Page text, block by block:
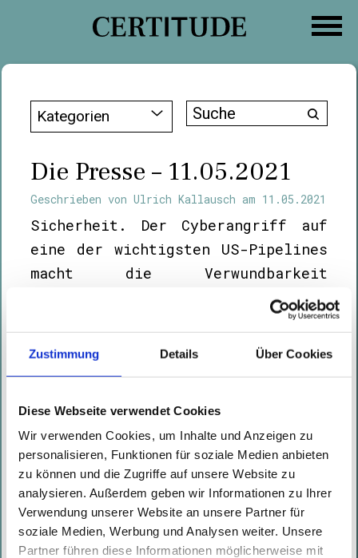
Zustimmung Details Über Cookies
Diese Webseite verwendet Cookies
Wir verwenden Cookies, um Inhalte und Anzeigen zu
personalisieren, Funktionen für soziale Medien anbieten
zu können und die Zugriffe auf unsere Website zu
analysieren. Außerdem geben wir Informationen zu Ihrer
Verwendung unserer Website an unsere Partner für
soziale Medien, Werbung und Analysen weiter. Unsere
Partner führen diese Informationen möglicherweise mit
Kategorien
Suche
Die Presse – 11.05.2021
Geschrieben vonUlrich Kallausch am 11.05.2021
Sicherheit. Der Cyberangriff auf
eine der wichtigsten US-Pipelines
macht die Verwundbarkeit
kritischer Infrastruktur
deutlich. Die USA riefen einen
regionalen Notstand aus, auch die